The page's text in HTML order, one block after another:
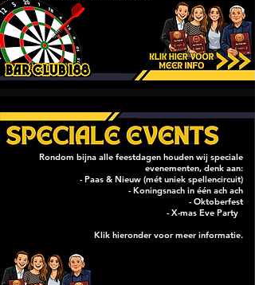
Rondom bijna alle feestdagen houden wij speciale
evenementen, denk aan:
- Paas & Nieuw (mét uniek spellencircuit)
- Koningsnach in één ach ach
- Oktoberfest
- X-mas Eve Party
Klik hieronder voor meer informatie.